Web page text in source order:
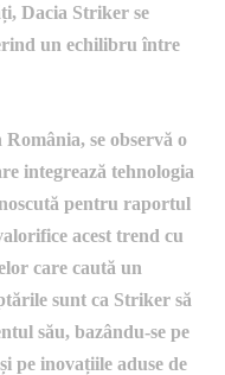
Dacia Striker se
un echilibru între
se observă o
integrează tehnologia
pentru raportul
acest trend cu
care caută un
sunt ca Striker să
său, bazându-se pe
pe inovațiile aduse de